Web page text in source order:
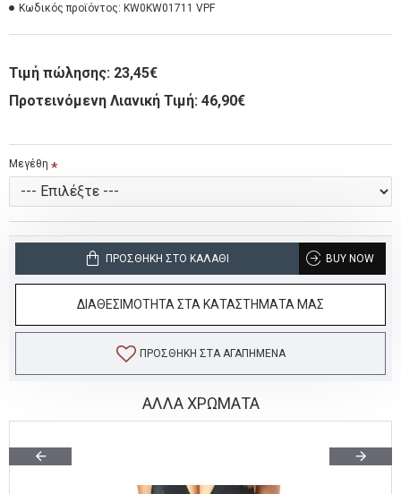
Κωδικός προϊόντος: KW0KW01711 VPF
Τιμή πώλησης: 23,45€
Προτεινόμενη Λιανική Τιμή: 46,90€
Μεγέθη
ΠΡΟΣΘΉΚΗ ΣΤΟ ΚΑΛΆΘΙ BUY NOW
ΔΙΑΘΕΣΙΜΟΤΗΤΑ ΣΤΑ ΚΑΤΑΣΤΗΜΑΤΑ ΜΑΣ
ΠΡΟΣΘΉΚΗ ΣΤΑ ΑΓΑΠΗΜΈΝΑ
ΑΛΛΑ ΧΡΩΜΑΤΑ